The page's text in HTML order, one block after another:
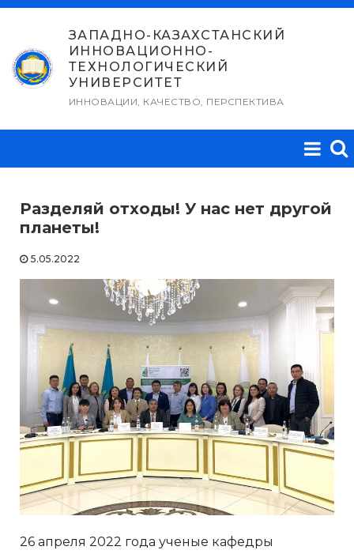
Перейти
содержимому
ЗАПАДНО-КАЗАХСТАНСКИЙ
ИННОВАЦИОННО-
ТЕХНОЛОГИЧЕСКИЙ
УНИВЕРСИТЕТ
ИННОВАЦИИ, КАЧЕСТВО, ПЕРСПЕКТИВА
Разделяй отходы! У нас нет другой
планеты!
5.05.2022
26 апреля 2022 года ученые кафедры